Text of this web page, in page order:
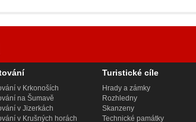
v Krkonoších
na Šumavě
v Jizerkách
v Krušných horách
Turistické cíle
Hrady a zámky
Rozhledny
Skanzeny
Technické památky